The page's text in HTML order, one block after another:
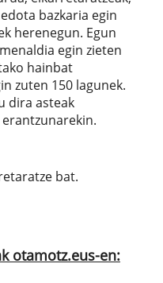
bazkaria egin
herenegun. Egun
egin zieten
hainbat
zuten 150 lagunek.
dira asteak
bat.
otamotz.eus-en: